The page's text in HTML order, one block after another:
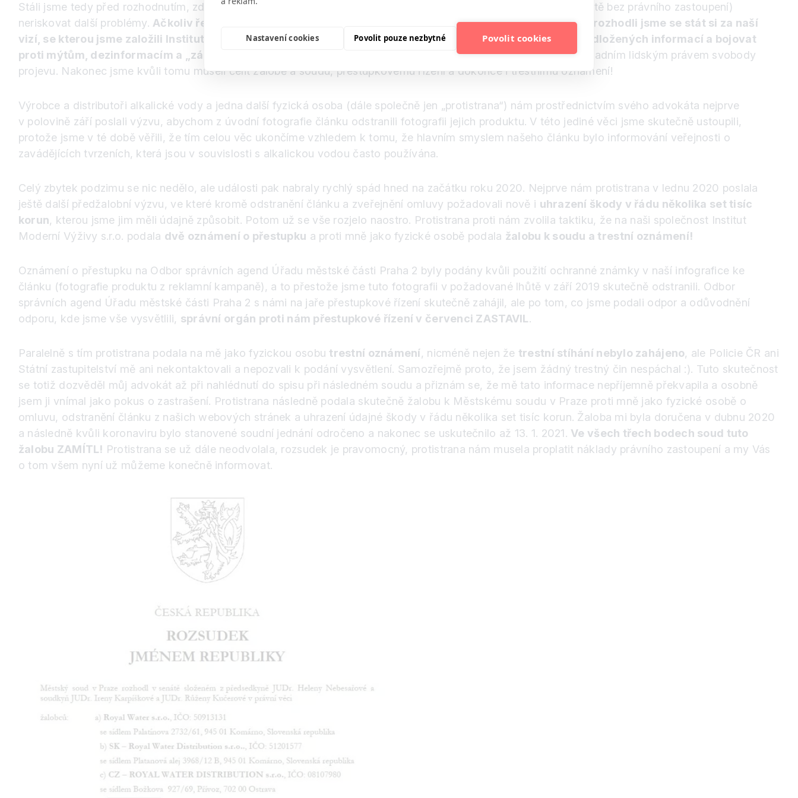
Nastavení cookies Povolit pouze nezbytné Povolit cookies
Stáli jsme tedy před rozhodnutím, zdali raději celý článek jednoduše smazat a jako malá společnost (v té době ještě bez právního zastoupení)
neriskovat další problémy.Ačkoliv řešit takové rozhodnutí 14 dní před svatbou nebylo vůbec nic příjemného, rozhodli jsme se stát si za naší
vizí, se kterou jsme založili Institut Moderní Výživy – vzdělávat veřejnost ve výživě na základě vědecky podložených informací a bojovat
proti mýtům, dezinformacím a „zázračným“ produktům v oblasti výživy a zdraví.A stát si také za naším základním lidským právem svobody
projevu. Nakonec jsme kvůli tomu museli čelit žalobě a soudu, přestupkovému řízení a dokonce i trestnímu oznámení!
Výrobce a distributoři alkalické vody a jedna další fyzická osoba (dále společně jen „protistrana“) nám prostřednictvím svého advokáta nejprve
v polovině září poslali výzvu, abychom z úvodní fotografie článku odstranili fotografii jejich produktu. V této jediné věci jsme skutečně ustoupili,
protože jsme v té době věřili, že tím celou věc ukončíme vzhledem k tomu, že hlavním smyslem našeho článku bylo informování veřejnosti o
zavádějících tvrzeních, která jsou v souvislosti s alkalickou vodou často používána.
Celý zbytek podzimu se nic nedělo, ale události pak nabraly rychlý spád hned na začátku roku 2020. Nejprve nám protistrana v lednu 2020 poslala
ještě další předžalobní výzvu, ve které kromě odstranění článku a zveřejnění omluvy požadovali nově i uhrazení škody v řádu několika set tisíc
korun, kterou jsme jim měli údajně způsobit. Potom už se vše rozjelo naostro. Protistrana proti nám zvolila taktiku, že na naši společnost Institut
Moderní Výživy s.r.o. podala dvě oznámení o přestupku a proti mně jako fyzické osobě podala žalobu k soudu a trestní oznámení!
Oznámení o přestupku na Odbor správních agend Úřadu městské části Praha 2 byly podány kvůli použití ochranné známky v naší infografice ke
článku (fotografie produktu z reklamní kampaně), a to přestože jsme tuto fotografii v požadované lhůtě v září 2019 skutečně odstranili. Odbor
správních agend Úřadu městské části Praha 2 s námi na jaře přestupkové řízení skutečně zahájil, ale po tom, co jsme podali odpor a odůvodnění
odporu, kde jsme vše vysvětlili, správní orgán proti nám přestupkové řízení v červenci ZASTAVIL.
Paralelně s tím protistrana podala na mě jako fyzickou osobu trestní oznámení, nicméně nejen že trestní stíhání nebylo zahájeno, ale Policie ČR ani
Státní zastupitelství mě ani nekontaktovali a nepozvali k podání vysvětlení. Samozřejmě proto, že jsem žádný trestný čin nespáchal :). Tuto skutečnost
se totiž dozvěděl můj advokát až při nahlédnutí do spisu při následném soudu a přiznám se, že mě tato informace nepříjemně překvapila a osobně
jsem ji vnímal jako pokus o zastrašení. Protistrana následně podala skutečně žalobu k Městskému soudu v Praze proti mně jako fyzické osobě o
omluvu, odstranění článku z našich webových stránek a uhrazení údajné škody v řádu několika set tisíc korun. Žaloba mi byla doručena v dubnu 2020
a následně kvůli koronaviru bylo stanovené soudní jednání odročeno a nakonec se uskutečnilo až 13. 1. 2021. Ve všech třech bodech soud tuto
žalobu ZAMÍTL! Protistrana se už dále neodvolala, rozsudek je pravomocný, protistrana nám musela proplatit náklady právního zastoupení a my Vás
o tom všem nyní už můžeme konečně informovat.